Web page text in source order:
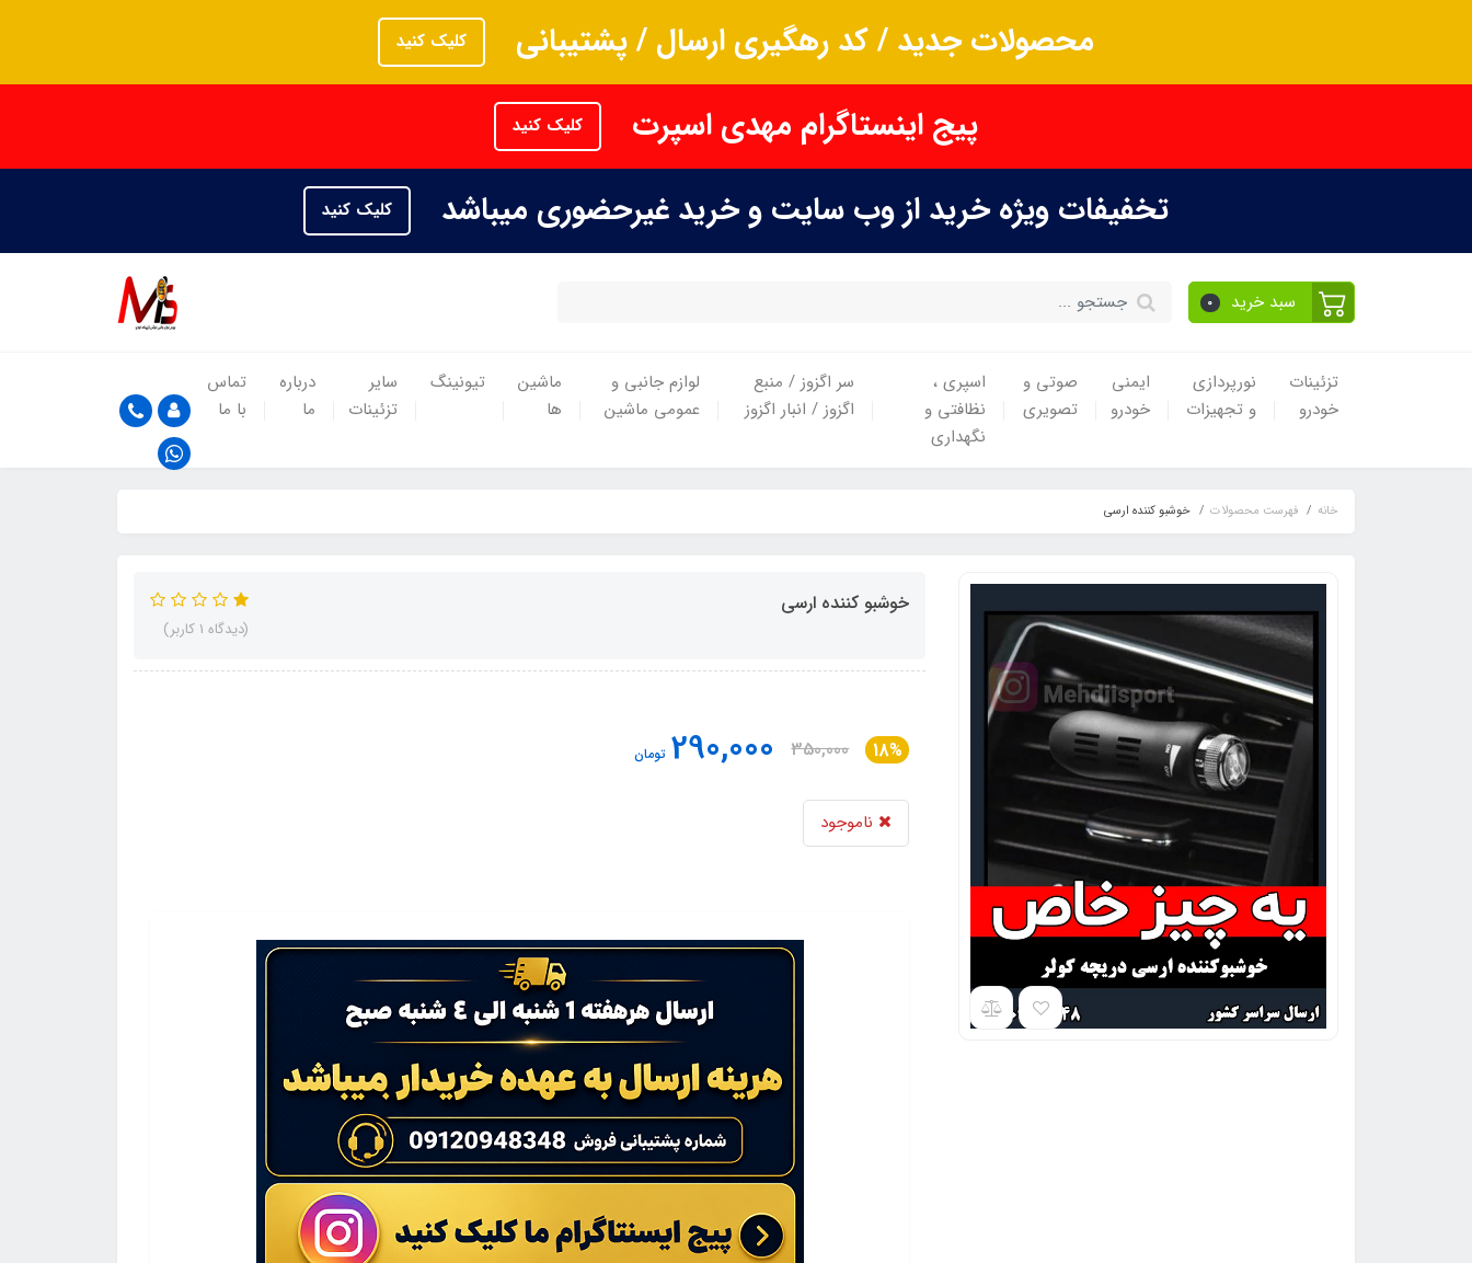
محصولات جدید / کد رهگیری ارسال / پشتیبانی کلیک کنید
پیج اینستاگرام مهدی اسپرت کلیک کنید
تخفیفات ویژه خرید از وب سایت و خرید غیرحضوری میباشد کلیک کنید
سبد خرید 0
تزئینات
خودرو
نورپردازی
و تجهیزات
ایمنی
خودرو
صوتی و
تصویری
اسپری ،
نظافتی و
نگهداری
سر اگزوز / منبع
اگزوز / انبار اگزوز
لوازم جانبی و
عمومی ماشین
ماشین
ها
تیونینگ
سایر
تزئینات
درباره
ما
تماس
با ما
خانه فهرست محصولات خوشبو کننده ارسی
خوشبو کننده ارسی
(دیدگاه 1 کاربر)
18%
350,000
290,000 تومان
ناموجود